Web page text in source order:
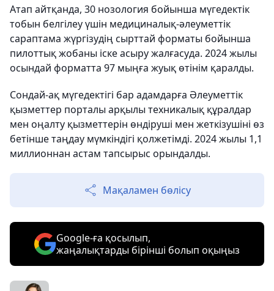
Атап айтқанда, 30 нозология бойынша мүгедектік
тобын белгілеу үшін медициналық-әлеуметтік
сараптама жүргізудің сырттай форматы бойынша
пилоттық жобаны іске асыру жалғасуда. 2024 жылы
осындай форматта 97 мыңға жуық өтінім қаралды.
Сондай-ақ мүгедектігі бар адамдарға Әлеуметтік
қызметтер порталы арқылы техникалық құралдар
мен оңалту қызметтерін өндіруші мен жеткізушіні өз
бетінше таңдау мүмкіндігі қолжетімді. 2024 жылы 1,1
миллионнан астам тапсырыс орындалды.
Мақаламен бөлісу
Google-ға қосылып,
жаңалықтарды бірінші болып оқыңыз